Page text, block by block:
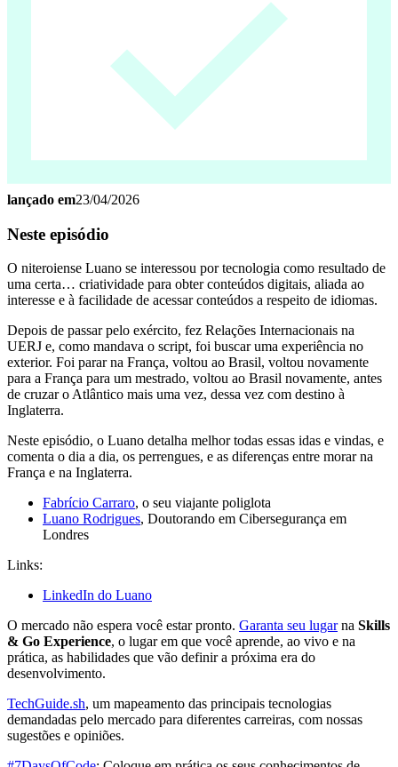
lançado em23/04/2026
Neste episódio
O niteroiense Luano se interessou por tecnologia como resultado de
uma certa… criatividade para obter conteúdos digitais, aliada ao
interesse e à facilidade de acessar conteúdos a respeito de idiomas.
Depois de passar pelo exército, fez Relações Internacionais na
UERJ e, como mandava o script, foi buscar uma experiência no
exterior. Foi parar na França, voltou ao Brasil, voltou novamente
para a França para um mestrado, voltou ao Brasil novamente, antes
de cruzar o Atlântico mais uma vez, dessa vez com destino à
Inglaterra.
Neste episódio, o Luano detalha melhor todas essas idas e vindas, e
comenta o dia a dia, os perrengues, e as diferenças entre morar na
França e na Inglaterra.
Fabrício Carraro, o seu viajante poliglota
Luano Rodrigues, Doutorando em Cibersegurança em
Londres
Links:
LinkedIn do Luano
O mercado não espera você estar pronto. Garanta seu lugarna Skills
& Go Experience, o lugar em que você aprende, ao vivo e na
prática, as habilidades que vão definir a próxima era do
desenvolvimento.
TechGuide.sh, um mapeamento das principais tecnologias
demandadas pelo mercado para diferentes carreiras, com nossas
sugestões e opiniões.